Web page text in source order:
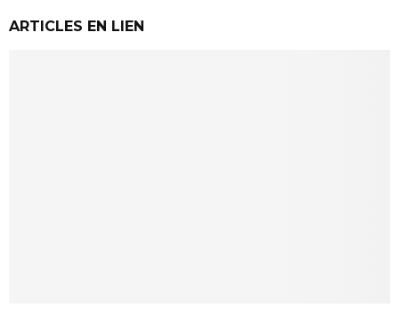
ARTICLES EN LIEN